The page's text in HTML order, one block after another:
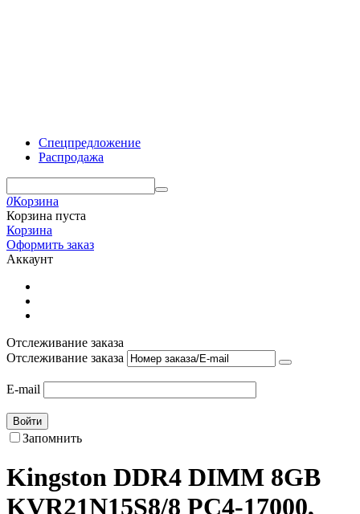
Спецпредложение
Распродажа
0Корзина
Корзина пуста
Корзина
Оформить заказ
Аккаунт
Отслеживание заказа
Отслеживание заказа
E-mail
Войти
Запомнить
Kingston DDR4 DIMM 8GB
KVR21N15S8/8 PC4-17000,